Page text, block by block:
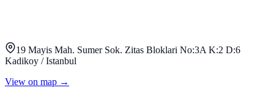
19 Mayis Mah. Sumer Sok. Zitas Bloklari No:3A K:2 D:6
Kadikoy / Istanbul
View on map →